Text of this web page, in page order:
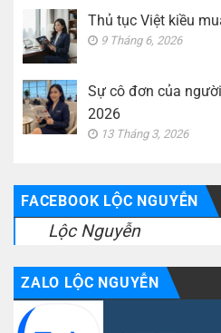
Thủ tục Việt kiều
9 Tháng 6, 2026
Sự cô đơn của
2026
13 Tháng 3, 2026
FACEBOOK LỘC NGUYỄN
Lộc Nguyễn
ZALO LỘC NGUYỄN